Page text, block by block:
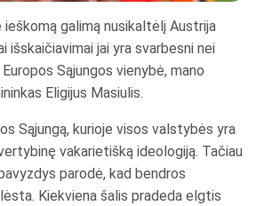
galimą nusikaltėlį Austrija
išskaičiavimai jai yra svarbesni nei
Sąjungos vienybė, mano
Eligijus Masiulis.
Sąjungą, kurioje visos valstybės yra
vakarietišką ideologiją. Tačiau
parodė, kad bendros
Kiekviena šalis pradeda elgtis